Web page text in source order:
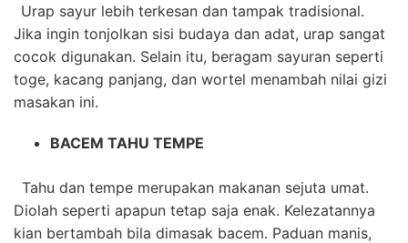
Urap sayur lebih terkesan dan tampak tradisional.
Jika ingin tonjolkan sisi budaya dan adat, urap sangat
cocok digunakan. Selain itu, beragam sayuran seperti
toge, kacang panjang, dan wortel menambah nilai gizi
masakan ini.
BACEM TAHU TEMPE
Tahu dan tempe merupakan makanan sejuta umat.
Diolah seperti apapun tetap saja enak. Kelezatannya
kian bertambah bila dimasak bacem. Paduan manis,